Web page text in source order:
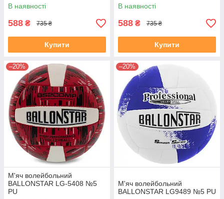
В наявності
588 ₴ 735 ₴
Купити
В наявності
588 ₴ 735 ₴
Купити
–20%
М'яч волейбольний
BALLONSTAR LG-5408 №5
PU
–20%
М'яч волейбольний
BALLONSTAR LG9489 №5 PU